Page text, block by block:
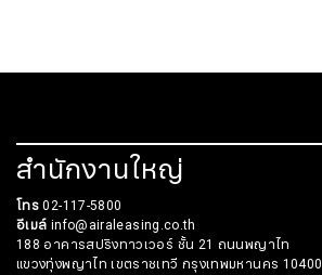
สำนักงานใหญ่
โทร02-117-5800
อีเมล์ info@airaleasing.co.th
188 อาคารสปริงทาวเวอร์ ชั้น 21 ถนนพญาไท
แขวงทุ่งพญาไท เขตราชเทวี กรุงเทพมหานคร 10400